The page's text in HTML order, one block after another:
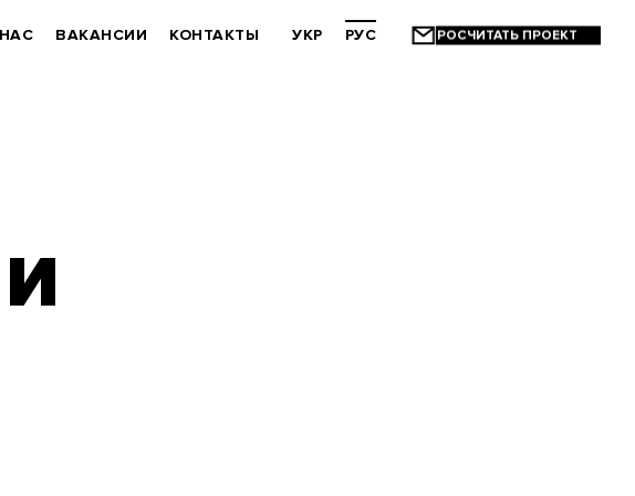
ВАКАНСИИ КОНТАКТЫ УКР РУС